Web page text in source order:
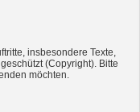
insbesondere Texte,
(Copyright). Bitte
möchten.